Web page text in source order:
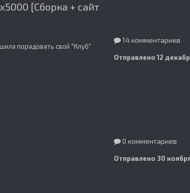
[Сборка + сайт
порадовать свой "Клуб"
14 комментариев
Отправлено12
0 комментариев
Отправлено 30